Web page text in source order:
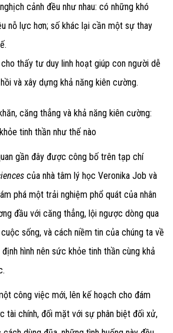
cảnh đều như nhau: có những khó
nỗ lực hơn; số khác lại cần một sự thay
thấy tư duy linh hoạt giúp con người dễ
và xây dựng khả năng kiên cường.
căng thẳng và khả năng kiên cường:
tinh thần như thế nào
gần đây được công bố trên tạp chí
của nhà tâm lý học Veronika Job và
phá một trải nghiệm phổ quát của nhân
đầu với căng thẳng, lội ngược dòng qua
sống, và cách niềm tin của chúng ta về
hình nên sức khỏe tinh thần cùng khả
công việc mới, lên kế hoạch cho đám
tài chính, đối mặt với sự phân biệt đối xử,